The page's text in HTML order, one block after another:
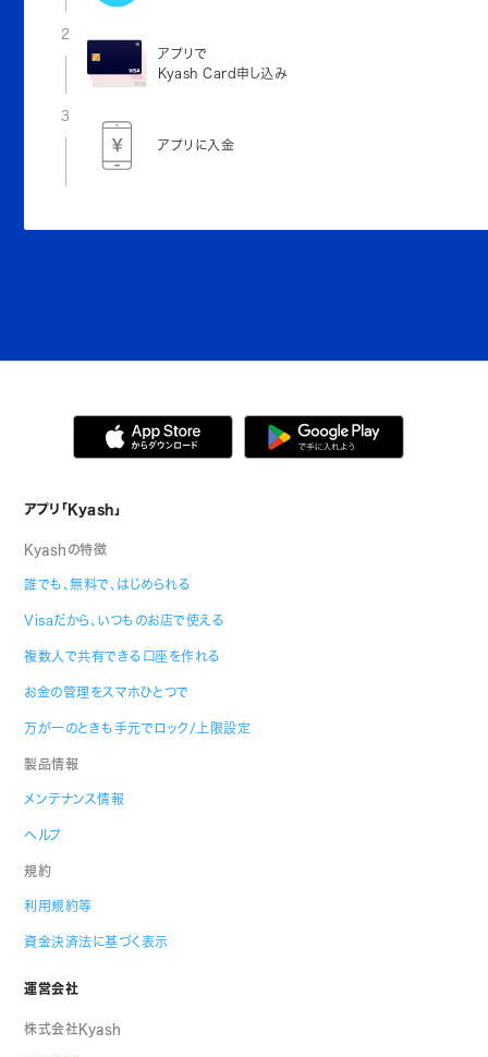
2
アプリで
Kyash Card申し込み
3
アプリに入金
アプリ「Kyash」
Kyashの特徴
誰でも、無料で、はじめられる
Visaだから、いつものお店で使える
複数人で共有できる口座を作れる
お金の管理をスマホひとつで
万が一のときも手元でロック/上限設定
製品情報
メンテナンス情報
ヘルプ
規約
利用規約等
資金決済法に基づく表示
運営会社
株式会社Kyash